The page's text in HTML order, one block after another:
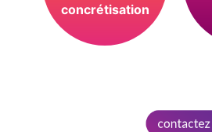
concrétisation